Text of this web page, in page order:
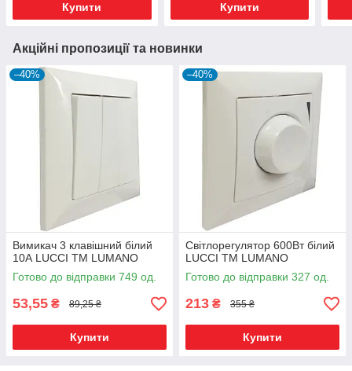
Купити Купити
Акційні пропозиції та новинки
–40%
Вимикач 3 клавішний білий
10А LUCCI ТМ LUMANO
Готово до відправки 749 од.
53,55 ₴ 89,25 ₴
Купити
–40%
Світлорегулятор 600Вт білий
LUCCI ТМ LUMANO
Готово до відправки 327 од.
213 ₴ 355 ₴
Купити